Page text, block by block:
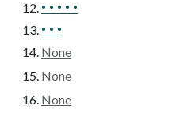
• • • • •
• • •
None
None
None